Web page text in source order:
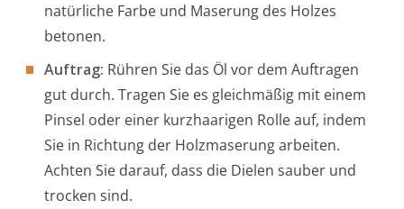
natürliche Farbe und Maserung des Holzes
betonen.
Auftrag: Rühren Sie das Öl vor dem Auftragen
gut durch. Tragen Sie es gleichmäßig mit einem
Pinsel oder einer kurzhaarigen Rolle auf, indem
Sie in Richtung der Holzmaserung arbeiten.
Achten Sie darauf, dass die Dielen sauber und
trocken sind.